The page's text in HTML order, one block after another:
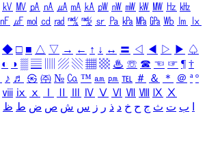
㎸ ㎹ ㎀ ㎁ ㎂ ㎃ ㎄ ㎺ ㎻ ㎽ ㎾ ㎿ ㎐ ㎑
㎋ ㎌ ㏖ ㏅ ㎭ ㎮ ㎯ ㏛ ㎩ ㎪ ㎫ ㎬ ㏝ ㏐
㏓
◆ □ ■ △ ▽ → ← ↑ ↓ ↔ 〓 ◁ ◀ ▷ ▶ ♤
◐ ◑ ▒ ▤ ▨ ▧ ▦ ▩ ♨ ☏ ☎ ☜ ☞ ¶ †
♪ ♬ ㉿ ㈜ № ㏇ ™ ㏂ ㏘ ℡ ＃ ＆ ＊ ＠ ª º
ⅷ ⅸ ⅹ Ⅳ Ⅴ Ⅵ Ⅶ Ⅷ Ⅸ Ⅹ
ب ت ث ج ح خ د ذ ر ز س ش ص ض ط ظ